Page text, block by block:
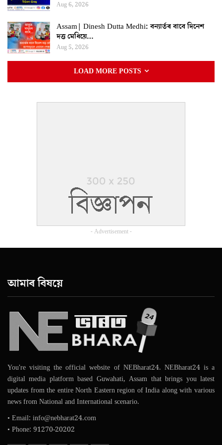
Aug 6, 2026
Assam| Dinesh Dutta Medhi: বন্যাৰ্তৰ বাবে দিনেশ
দত্ত মেধিয়ে…
Aug 5, 2026
LOAD MORE POSTS
- Advertisement -
আমাৰ বিষয়ে
You're visiting the official website of NEBharat24. NEBharat24 is a
digital media platform based Guwahati, Assam that brings you latest
updates from the entire North Eastern region of India along with various
news from National and International scenario.
• Email: info@nebharat24.com
• Phone: 91270-20202